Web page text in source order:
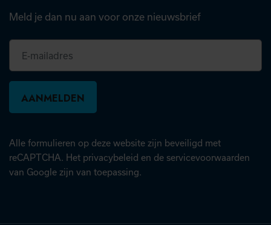
Meld je dan nu aan voor onze nieuwsbrief
mailadres
Alle formulieren op deze website zijn beveiligd met
reCAPTCHA. Het privacybeleid (opent in nieuw tabblad)
en de servicevoorwaarden
van Google zijn van toepassing.